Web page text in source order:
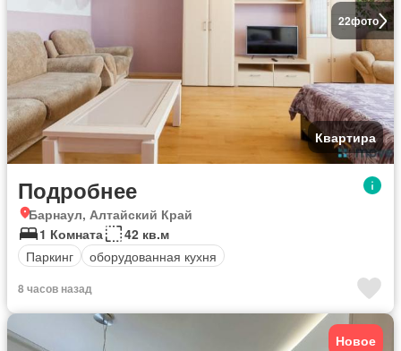
22фото
Квартира
Подробнее
Барнаул, Алтайский Край
1 Комната
42 кв.м
Паркинг
оборудованная кухня
8 часов назад
Новое